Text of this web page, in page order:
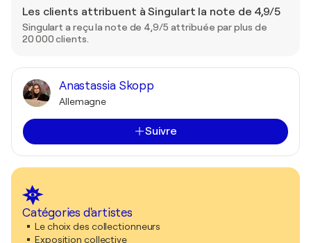
Les clients attribuent à Singulart la note de 4,9/5
Singulart a reçu la note de 4,9/5 attribuée par plus de
20 000 clients.
Anastassia Skopp
Allemagne
Suivre
Catégories d'artistes
Le choix des collectionneurs
Exposition collective